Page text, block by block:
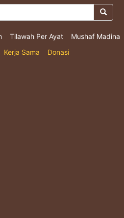
Tilawah Per Ayat
Mushaf Madina
Kerja Sama Donasi